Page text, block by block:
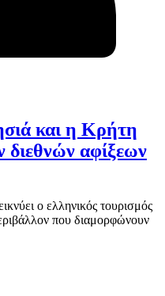
και η Κρήτη
διεθνών αφίξεων
ο ελληνικός τουρισμός
που διαμορφώνουν